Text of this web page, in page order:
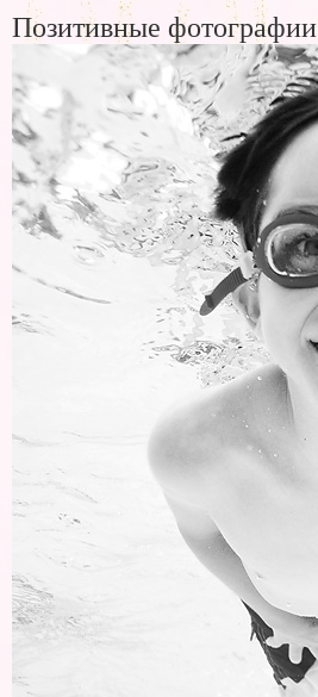
Позитивные фотографии